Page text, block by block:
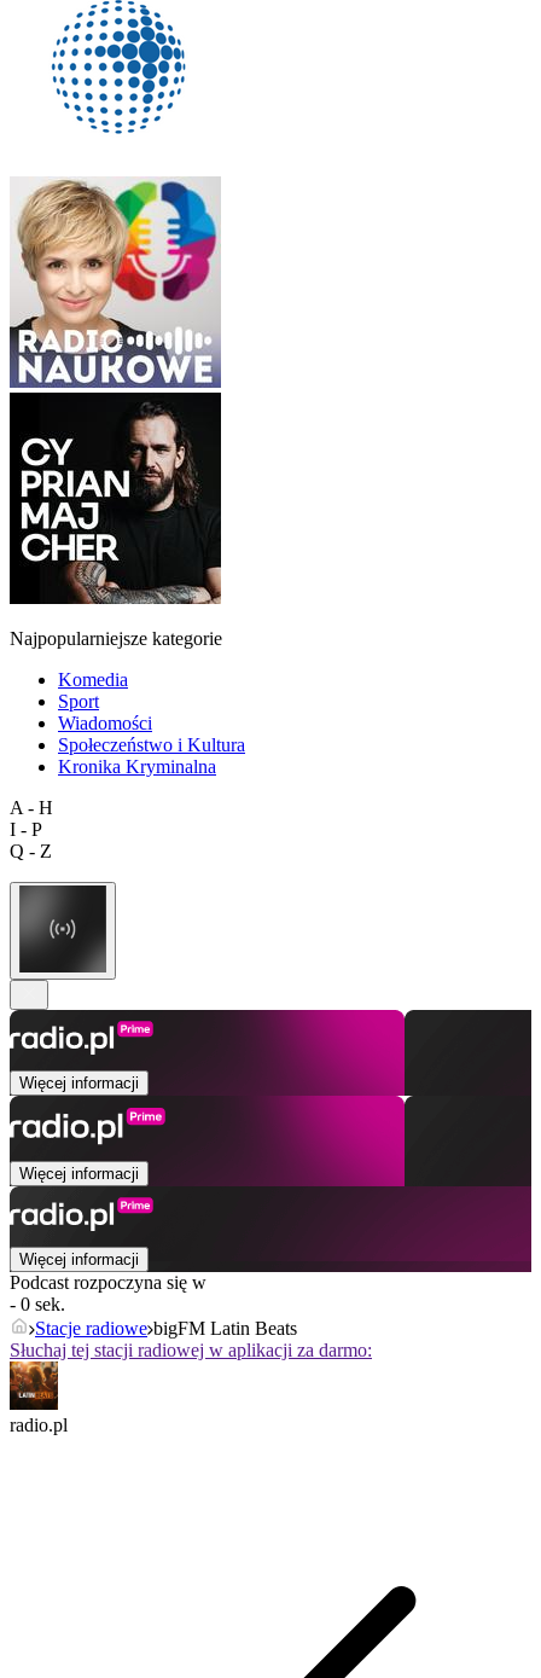
Najpopularniejsze kategorie
Komedia
Sport
Wiadomości
Społeczeństwo i Kultura
Kronika Kryminalna
A - H
I - P
Q - Z
Więcej informacji
Więcej informacji
Więcej informacji
Podcast rozpoczyna się w
- 0 sek.
Stacje radiowe bigFM Latin Beats
Słuchaj tej stacji radiowej w aplikacji za darmo:
radio.pl